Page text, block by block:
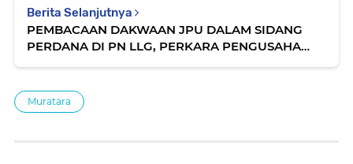
Berita Selanjutnya
PEMBACAAN DAKWAAN JPU DALAM SIDANG
PERDANA DI PN LLG, PERKARA PENGUSAHA
Muratara